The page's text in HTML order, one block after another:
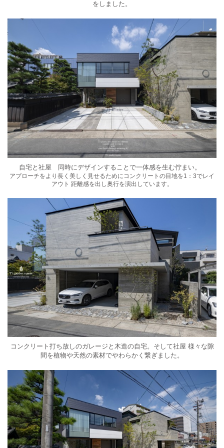
をしました。
自宅と社屋 同時にデザインすることで一体感を生む佇まい。
アプローチをより長く美しく見せるためにコンクリートの目地を1：3でレイ
アウト 距離感を出し奥行を演出しています。
コンクリート打ち放しのガレージと木造の自宅。そして社屋 様々な隙
間を植物や天然の素材でやわらかく繋ぎました。